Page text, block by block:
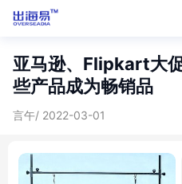
亚马逊、Flipkart大
些产品成为畅销品
言午/ 2022-03-01